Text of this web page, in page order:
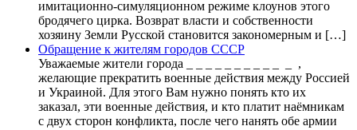
имитационно-симуляционном режиме клоунов этого
бродячего цирка. Возврат власти и собственности
хозяину Земли Русской становится закономерным и […]
Обращение к жителям городов СССР
Уважаемые жители города _ _ _ _ _ _ _ _ _ _ _ ,
желающие прекратить военные действия между Россией
и Украиной. Для этого Вам нужно понять кто их
заказал, эти военные действия, и кто платит наёмникам
с двух сторон конфликта, после чего нанять обе армии